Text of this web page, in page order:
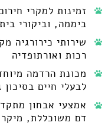
ביממה, וביקורי
שירותי כירורגיה
רכות ואורתופדיה
מכונת הרדמה
לבעלי חיים
אמצעי אבחון
דם משוכללת,